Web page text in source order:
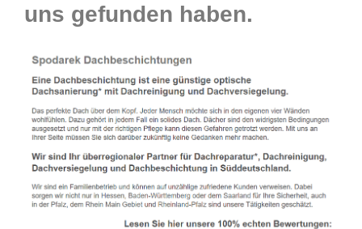
uns gefunden haben.